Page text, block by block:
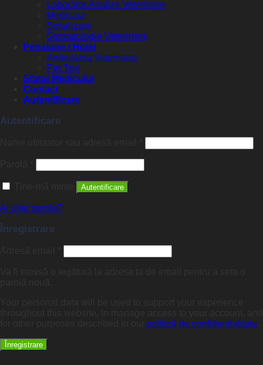
Laborator Analize Veterinare
Medicala
Spitalizare
Stomatologie Veterinara
Pensiune / Hotel
Ambulanta Veterinara
Pet Taxi
Sfatul Medicului
Contact
Autentificare
Autentificare
Autentificare
Ai uitat parola?
Înregistrare
politică de confidențialitate
Înregistrare